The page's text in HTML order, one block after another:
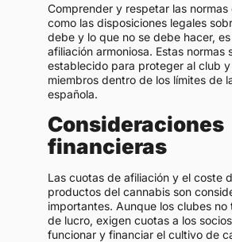
Comprender y respetar las normas
como las disposiciones legales
debe y lo que no se debe hacer,
afiliación armoniosa. Estas normas
establecido para proteger al club y
miembros dentro de los límites de
española.
Consideraciones
financieras
Las cuotas de afiliación y el coste
productos del cannabis son
importantes. Aunque los clubes no
de lucro, exigen cuotas a los
funcionar y financiar el cultivo de